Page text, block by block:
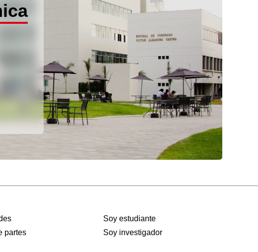
COMPROMISO CON LA
SALUD MENTAL: CAYETANO
HEREDIA REUNIÓ A
INSTITUCIONES ALIADAS EN
FERIA INFORMATIVA Y
FORMATIVA
diciembre 1, 2025
El viernes 10 de octubre, el Servicio de
Consejería Psicológica, en coordinación con
el área de Seguridad, Salud Ocupacional y
Medio Ambiente (SSOMA), realizó con éxito
la Feria de Salud Mental, una iniciativa
el propósito de promover el bienestar
partes
Soy estudiante
Soy investigador